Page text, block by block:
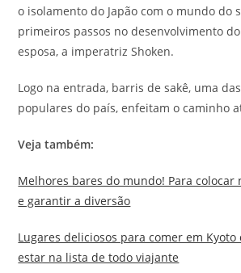
o isolamento do Japão com o mundo do
primeiros passos no desenvolvimento
esposa, a imperatriz Shoken.
Logo na entrada, barris de sakê, uma
populares do país, enfeitam o caminho
Veja também:
Melhores bares do mundo! Para colocar
e garantir a diversão
Lugares deliciosos para comer em
estar na lista de todo viajante